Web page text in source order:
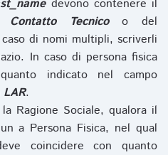
devono contenere il
Contatto Tecnicoo del
di nomi multipli, scriverli
In caso di persona fisica
indicato nel campo
LAR.
Ragione Sociale, qualora il
a Persona Fisica, nel qual
coincidere con quanto